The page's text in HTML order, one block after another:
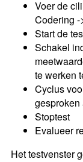
Voer de
Codering
Start de
Schakel
te werken
Cyclus
Stoptest
Evalueer
Het testvenster